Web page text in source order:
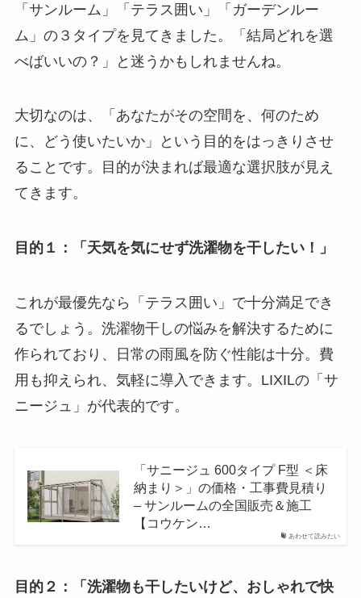
「サンルーム」「テラス囲い」「ガーデンルー
ム」の３タイプを見てきました。「結局どれを選
べばいいの？」と迷うかもしれませんね。
大切なのは、「あなたがその空間を、何のため
に、どう使いたいか」という目的をはっきりさせ
ることです。目的が決まれば最適な選択肢が見え
てきます。
目的１：「天気を気にせず洗濯物を干したい！」
これが最優先なら「テラス囲い」で十分満足でき
るでしょう。洗濯物干しの悩みを解決するために
作られており、日常の雨風を防ぐ性能は十分。費
用も抑えられ、気軽に導入できます。LIXILの「サ
ニージュ」が代表的です。
あわせて読みたい
「サニージュ 600タイプ F型 ＜床
納まり＞」の価格・工事費見積り
– サンルームの全国販売＆施工
【コウケン…
目的２：「洗濯物も干したいけど、おしゃれで快